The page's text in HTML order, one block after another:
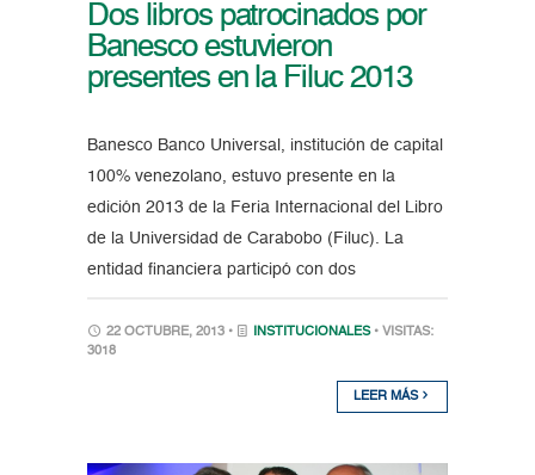
Dos libros patrocinados por
Banesco estuvieron
presentes en la Filuc 2013
Banesco Banco Universal, institución de capital
100% venezolano, estuvo presente en la
edición 2013 de la Feria Internacional del Libro
de la Universidad de Carabobo (Filuc). La
entidad financiera participó con dos
22 OCTUBRE, 2013 • INSTITUCIONALES • VISITAS:
3018
LEER MÁS